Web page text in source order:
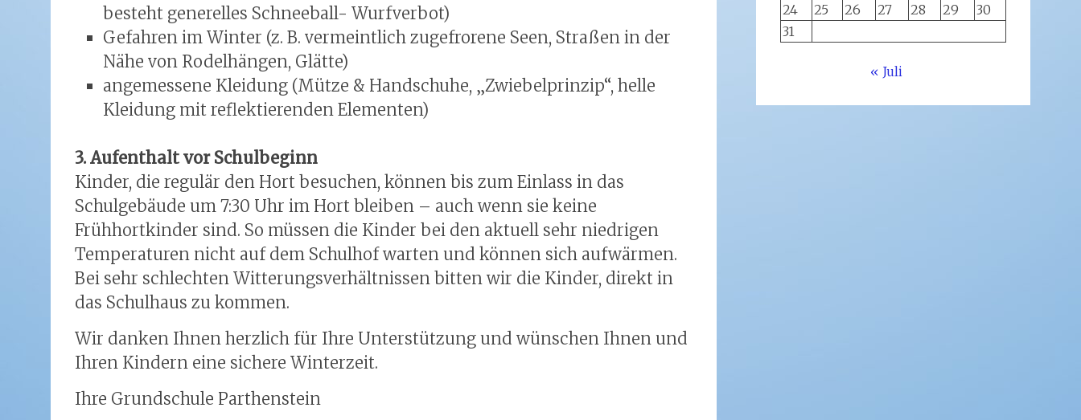
besteht generelles Schneeball- Wurfverbot)
Gefahren im Winter (z. B. vermeintlich zugefrorene Seen, Straßen in der
Nähe von Rodelhängen, Glätte)
angemessene Kleidung (Mütze & Handschuhe, „Zwiebelprinzip“, helle
Kleidung mit reflektierenden Elementen)
3. Aufenthalt vor Schulbeginn
Kinder, die regulär den Hort besuchen, können bis zum Einlass in das
Schulgebäude um 7:30 Uhr im Hort bleiben – auch wenn sie keine
Frühhortkinder sind. So müssen die Kinder bei den aktuell sehr niedrigen
Temperaturen nicht auf dem Schulhof warten und können sich aufwärmen.
Bei sehr schlechten Witterungsverhältnissen bitten wir die Kinder, direkt in
das Schulhaus zu kommen.
Wir danken Ihnen herzlich für Ihre Unterstützung und wünschen Ihnen und
Ihren Kindern eine sichere Winterzeit.
Ihre Grundschule Parthenstein
24
25 26 27 28 29
30
31
« Juli